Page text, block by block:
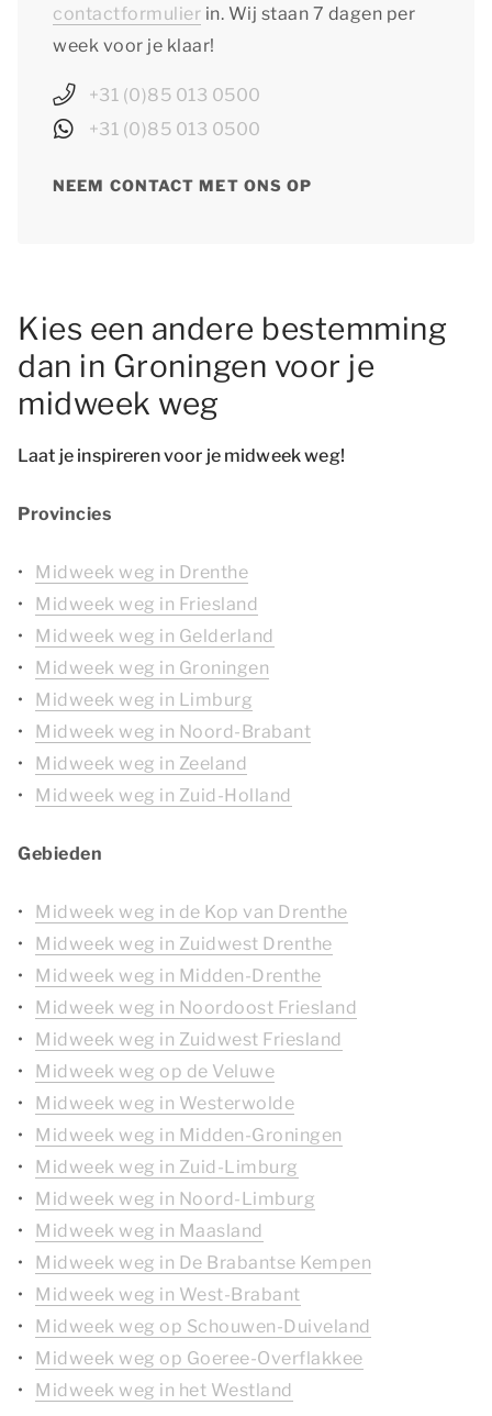
contactformulier in. Wij staan 7 dagen per
week voor je klaar!
+31 (0)85 013 0500
+31 (0)85 013 0500
NEEM CONTACT MET ONS OP
Kies een andere bestemming
dan in Groningen voor je
midweek weg
Laat je inspireren voor je midweek weg!
Provincies
Midweek weg in Drenthe
Midweek weg in Friesland
Midweek weg in Gelderland
Midweek weg in Groningen
Midweek weg in Limburg
Midweek weg in Noord-Brabant
Midweek weg in Zeeland
Midweek weg in Zuid-Holland
Gebieden
Midweek weg in de Kop van Drenthe
Midweek weg in Zuidwest Drenthe
Midweek weg in Midden-Drenthe
Midweek weg in Noordoost Friesland
Midweek weg in Zuidwest Friesland
Midweek weg op de Veluwe
Midweek weg in Westerwolde
Midweek weg in Midden-Groningen
Midweek weg in Zuid-Limburg
Midweek weg in Noord-Limburg
Midweek weg in Maasland
Midweek weg in De Brabantse Kempen
Midweek weg in West-Brabant
Midweek weg op Schouwen-Duiveland
Midweek weg op Goeree-Overflakkee
Midweek weg in het Westland